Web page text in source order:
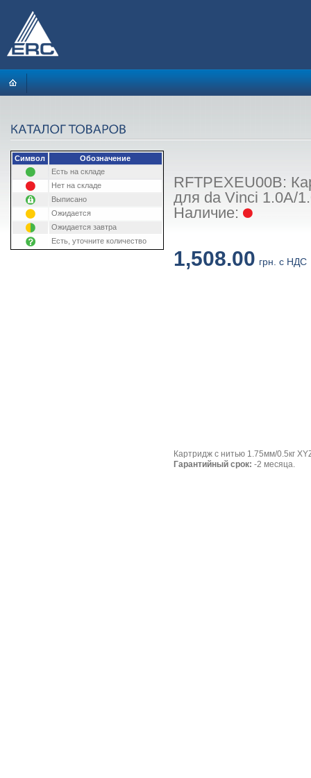
Символ
Обозначение
Есть на складе
Нет на складе
Выписано
Ожидается
Ожидается завтра
Есть, уточните количество
RFTPEXEU00B:
для da Vinci 1.0A/
Наличие:
1,508.00 грн. с НДС
Картридж с нитью 1.75мм/0.5кг
Гарантийный срок: -2 месяца.